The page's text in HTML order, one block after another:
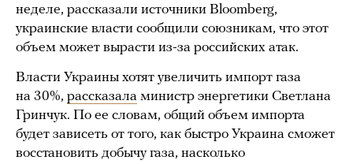
неделе, рассказали источники Bloomberg,
украинские власти сообщили союзникам, что этот
объем может вырасти из-за российских атак.
Власти Украины хотят увеличить импорт газа
на 30%, рассказала министр энергетики Светлана
Гринчук. По ее словам, общий объем импорта
будет зависеть от того, как быстро Украина сможет
восстановить добычу газа, насколько